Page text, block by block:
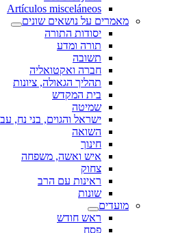
Artículos misceláneos
מאמרים על נושאים שונים
יסודות התורה
תורה ומדע
תשובה
חברה ואקטואליה
תהליך הגאולה, ציונות
בית המקדש
שמיטה
ישראל והגוים, בני נח,
השואה
חינוך
איש ואשה, משפחה
צחוק
ראינות עם הרב
שונות
מועדים
ראש חודש
פסח